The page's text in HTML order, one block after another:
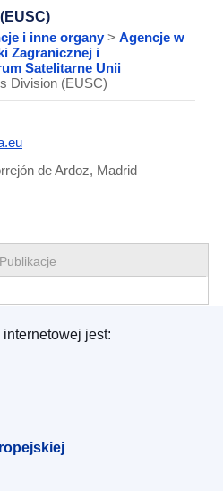
i inne organy > Agencje w
Zagranicznej i
Satelitarne Unii
Division (EUSC)
de Ardoz, Madrid
Publikacje
jest: